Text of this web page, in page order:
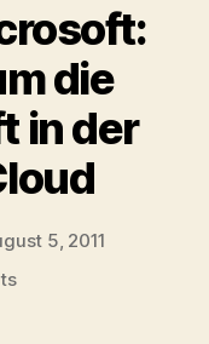
die
in der
5, 2011
on